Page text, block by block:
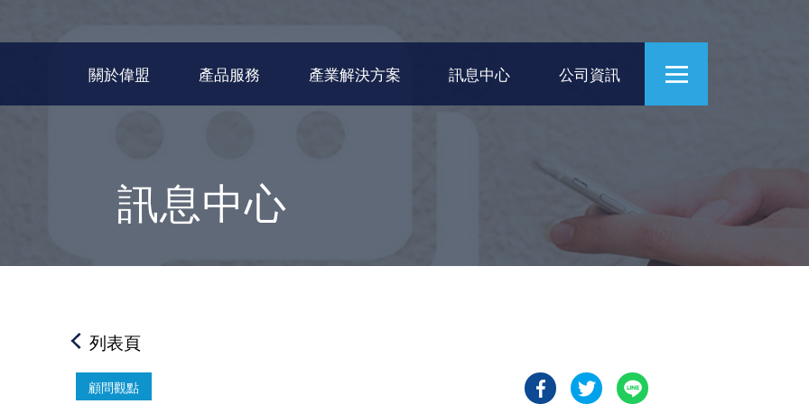
關於偉盟 產品服務 產業解決方案 訊息中心 公司資訊
訊息中心
列表頁
顧問觀點